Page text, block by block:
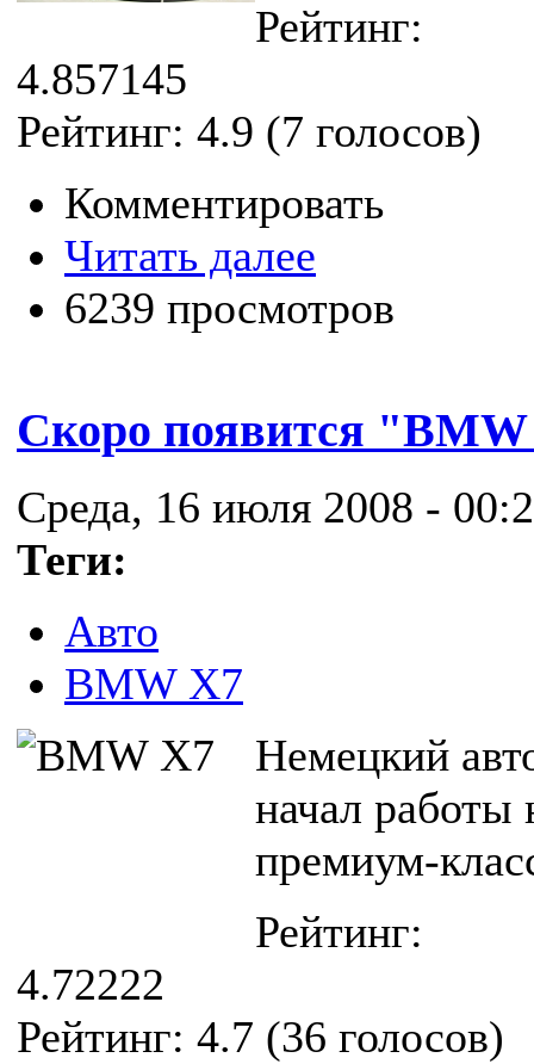
Рейтинг:
4.857145
Рейтинг: 4.9 (7 голосов)
Комментировать
Читать далее
6239 просмотров
Скоро появится
Среда, 16 июля 2008 -
Теги:
Авто
BMW X7
Немецкий
начал работы
премиум-
Рейтинг:
4.72222
Рейтинг: 4.7 (36 голосов)